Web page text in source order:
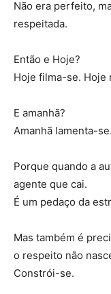
Não era perfeito,
respeitada.
Então e Hoje?
Hoje filma-se.
E amanhã?
Amanhã lamenta-se.
Porque quando a
agente que cai.
É um pedaço da
Mas também é
o respeito não
Constrói-se.